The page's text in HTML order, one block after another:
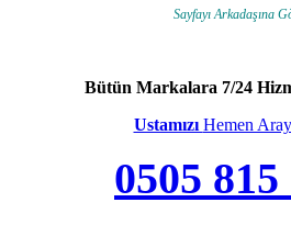
Sayfayı Arkadaşına
Bütün Markalara 7/24
Ustamızı Hemen
0505 815